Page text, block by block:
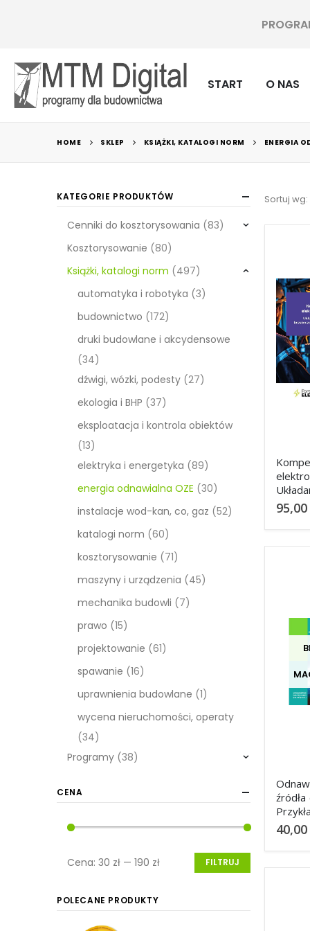
START O NAS
HOME SKLEP KSIĄŻKI, KATALOGI NORM ENERGIA
Sortuj wg:
95,00
40,00
KATEGORIE PRODUKTÓW
Cenniki do kosztorysowania (83)
Kosztorysowanie (80)
Książki, katalogi norm (497)
automatyka i robotyka (3)
budownictwo (172)
druki budowlane i akcydensowe
(34)
dźwigi, wózki, podesty (27)
ekologia i BHP (37)
eksploatacja i kontrola obiektów
(13)
elektryka i energetyka (89)
energia odnawialna OZE (30)
instalacje wod-kan, co, gaz (52)
katalogi norm (60)
kosztorysowanie (71)
maszyny i urządzenia (45)
mechanika budowli (7)
prawo (15)
projektowanie (61)
spawanie (16)
uprawnienia budowlane (1)
wycena nieruchomości, operaty
(34)
Programy (38)
CENA
FILTRUJ
Cena: 30 zł — 190 zł
POLECANE PRODUKTY